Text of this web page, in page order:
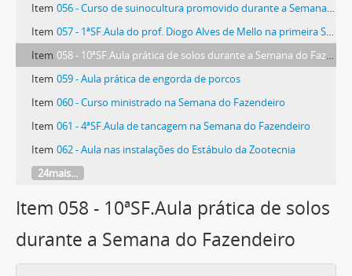
Item 056 - Curso de suinocultura promovido durante a Semana do Fazendeiro
Item 057 - 1ªSF.Aula do prof. Diogo Alves de Mello na primeira Semana do Fazendeiro
Item 058 - 10ªSF.Aula prática de solos durante a Semana do Fazendeiro
Item 059 - Aula prática de engorda de porcos
Item 060 - Curso ministrado na Semana do Fazendeiro
Item 061 - 4ªSF.Aula de tancagem na Semana do Fazendeiro
Item 062 - Aula nas instalações do Estábulo da Zootecnia
24mais...
Item 058 - 10ªSF.Aula prática de solos
durante a Semana do Fazendeiro